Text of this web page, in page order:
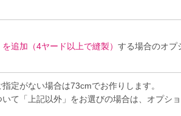
追加（4ヤード以上で縫製） する場合のオプ
定がない場合は73cmでお作りします。
て「上記以外」をお選びの場合は、オプシ